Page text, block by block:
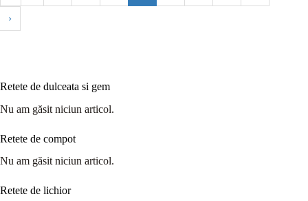
›
Retete de dulceata si gem
Nu am găsit niciun articol.
Retete de compot
Nu am găsit niciun articol.
Retete de lichior